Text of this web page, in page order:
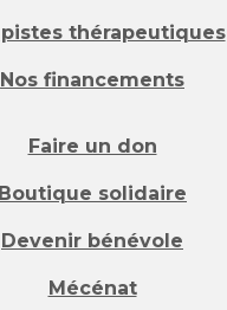
pistes thérapeutiques
Nos financements
Faire un don
Boutique solidaire
Devenir bénévole
Mécénat